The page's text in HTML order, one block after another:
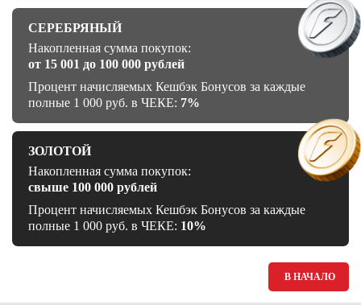
СЕРЕБРЯНЫЙ
Накопленная сумма покупок:
от 15 001 до 100 000 рублей
Процент начисляемых Кешбэк Бонусов за каждые
полные 1 000 руб. в ЧЕКЕ: 7%
ЗОЛОТОЙ
Накопленная сумма покупок:
свыше 100 000 рублей
Процент начисляемых Кешбэк Бонусов за каждые
полные 1 000 руб. в ЧЕКЕ: 10%
В НАЧАЛО